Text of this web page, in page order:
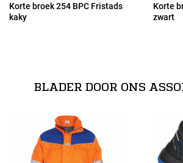
54
Korte broek 254 BPC Fristads
kaky
Korte
zwart
BLADER DOOR ONS